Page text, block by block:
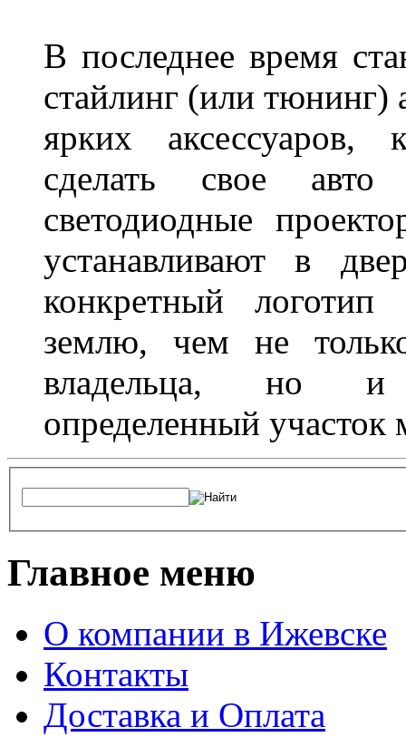
В последнее время
стайлинг (или тюнинг)
ярких аксессуаров,
сделать свое
светодиодные
устанавливают в
конкретный логотип
землю, чем не
владельца, но и
определенный участок
Главное меню
О компании в Ижевске
Контакты
Доставка и Оплата